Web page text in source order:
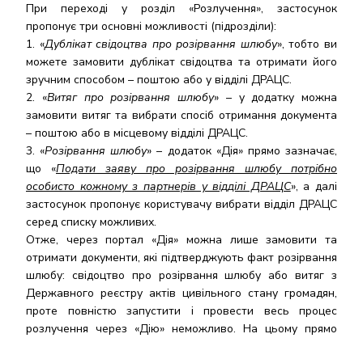
При переході у розділ «Розлучення», застосунок
пропонує три основні можливості (підрозділи):
«Дублікат свідоцтва про розірвання шлюбу», тобто ви
можете замовити дублікат свідоцтва та отримати його
зручним способом – поштою або у відділі ДРАЦС.
«Витяг про розірвання шлюбу» – у додатку можна
замовити витяг та вибрати спосіб отримання документа
– поштою або в місцевому відділі ДРАЦС.
«Розірвання шлюбу» – додаток «Дія» прямо зазначає,
що «Подати заяву про розірвання шлюбу потрібно
особисто кожному з партнерів у відділі ДРАЦС», а далі
застосунок пропонує користувачу вибрати відділ ДРАЦС
серед списку можливих.
Отже, через портал «Дія» можна лише замовити та
отримати документи, які підтверджують факт розірвання
шлюбу: свідоцтво про розірвання шлюбу або витяг з
Державного реєстру актів цивільного стану громадян,
проте повністю запустити і провести весь процес
розлучення через «Дію» неможливо. На цьому прямо